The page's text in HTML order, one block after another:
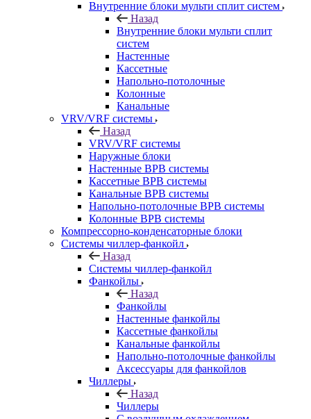
Внутренние блоки мульти сплит систем
Назад
Внутренние блоки мульти сплит
систем
Настенные
Кассетные
Напольно-потолочные
Колонные
Канальные
VRV/VRF системы
Назад
VRV/VRF системы
Наружные блоки
Настенные ВРВ системы
Кассетные ВРВ системы
Канальные ВРВ системы
Напольно-потолочные ВРВ системы
Колонные ВРВ системы
Компрессорно-конденсаторные блоки
Системы чиллер-фанкойл
Назад
Системы чиллер-фанкойл
Фанкойлы
Назад
Фанкойлы
Настенные фанкойлы
Кассетные фанкойлы
Канальные фанкойлы
Напольно-потолочные фанкойлы
Аксессуары для фанкойлов
Чиллеры
Назад
Чиллеры